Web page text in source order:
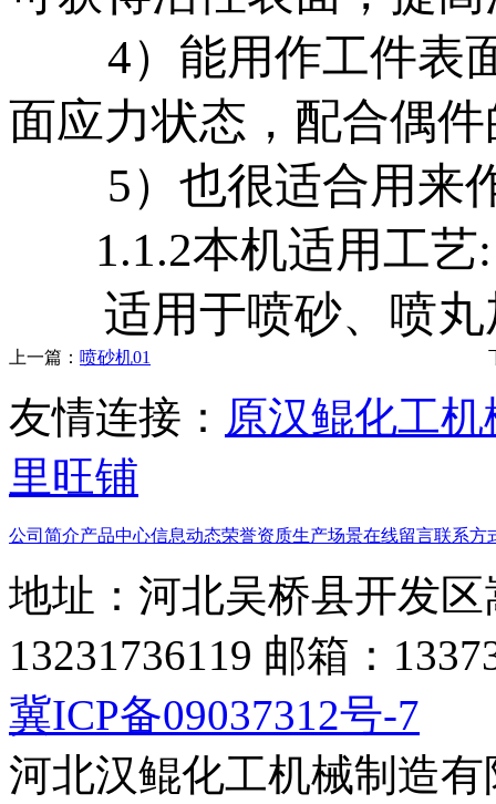
4）能用作工件表
面应力状态，配合偶
5）也很适合用来
1.1.2本机适用工艺:
适用于喷砂、喷丸
上一篇： 喷砂机01
友情连接： 原汉鲲化工
里旺铺
公司简介产品中心信息动态荣誉资质生产场景在线留言联系方
地址：河北吴桥县开发
13231736119 邮箱：
冀ICP备09037312号-7
河北汉鲲化工机械制造